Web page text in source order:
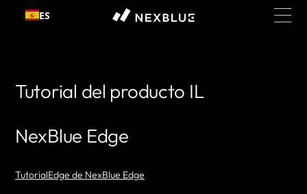
Ir al
contenido
ES
Tutorial del producto IL
NexBlue Edge
TutorialEdge de NexBlue Edge